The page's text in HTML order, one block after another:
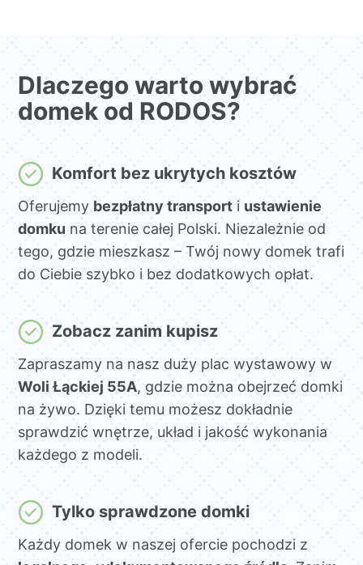
Dlaczego warto wybrać
domek od RODOS?
Komfort bez ukrytych kosztów
Oferujemybezpłatny transporti ustawienie
domkuna terenie całej Polski. Niezależnie od
tego, gdzie mieszkasz – Twój nowy domek trafi
do Ciebie szybko i bez dodatkowych opłat.
Zobacz zanim kupisz
Zapraszamy na nasz duży plac wystawowy w
Woli Łąckiej 55A, gdzie można obejrzeć domki
na żywo. Dzięki temu możesz dokładnie
sprawdzić wnętrze, układ i jakość wykonania
każdego z modeli.
Tylko sprawdzone domki
Każdy domek w naszej ofercie pochodzi z